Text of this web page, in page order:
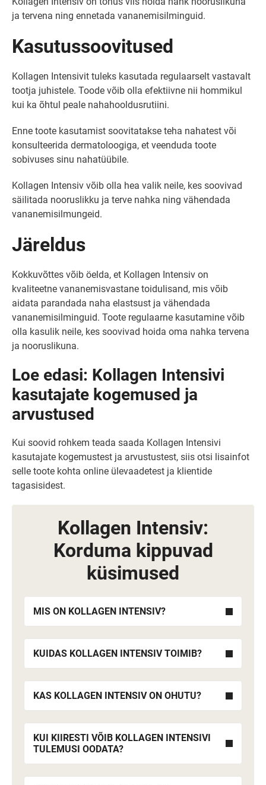
ja tervena ning ennetada vananemisilminguid.
Kasutussoovitused
Kollagen Intensivit tuleks kasutada regulaarselt vastavalt
tootja juhistele. Toode võib olla efektiivne nii hommikul
kui ka õhtul peale nahahooldusrutiini.
Enne toote kasutamist soovitatakse teha nahatest või
konsulteerida dermatoloogiga, et veenduda toote
sobivuses sinu nahatüübile.
Kollagen Intensiv võib olla hea valik neile, kes soovivad
säilitada nooruslikku ja terve nahka ning vähendada
vananemisilmungeid.
Järeldus
Kokkuvõttes võib öelda, et Kollagen Intensiv on
kvaliteetne vananemisvastane toidulisand, mis võib
aidata parandada naha elastsust ja vähendada
vananemisilminguid. Toote regulaarne kasutamine võib
olla kasulik neile, kes soovivad hoida oma nahka tervena
ja nooruslikuna.
Loe edasi: Kollagen Intensivi
kasutajate kogemused ja
arvustused
Kui soovid rohkem teada saada Kollagen Intensivi
kasutajate kogemustest ja arvustustest, siis otsi lisainfot
selle toote kohta online ülevaadetest ja klientide
tagasisidest.
Kollagen Intensiv:
Korduma kippuvad
küsimused
MIS ON KOLLAGEN INTENSIV?
KUIDAS KOLLAGEN INTENSIV TOIMIB?
KAS KOLLAGEN INTENSIV ON OHUTU?
KUI KIIRESTI VÕIB KOLLAGEN INTENSIVI
TULEMUSI OODATA?